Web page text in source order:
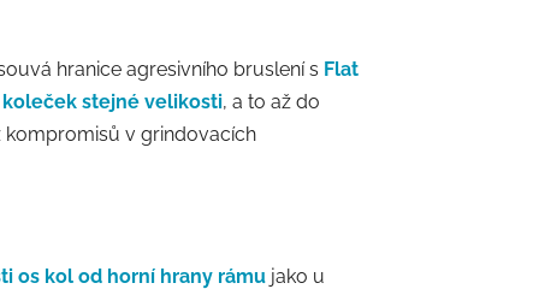
hranice agresivního bruslení s Flat
stejné velikosti, a to až do
kompromisů v grindovacích
os kol od horní hrany rámu jako u